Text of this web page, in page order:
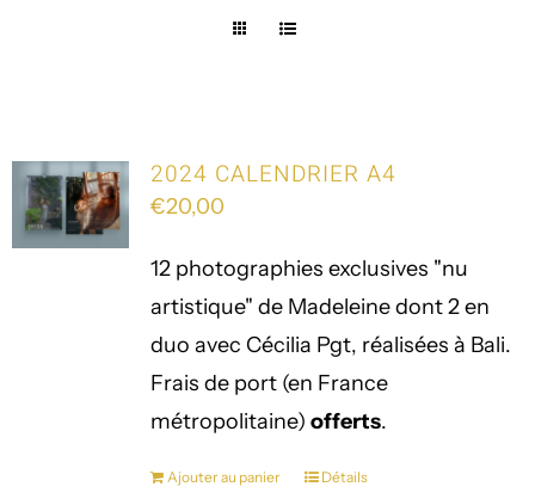
2024 CALENDRIER A4
€20,00
12 photographies exclusives "nu
artistique" de Madeleine dont 2 en
duo avec Cécilia Pgt, réalisées à Bali.
Frais de port (en France
métropolitaine) offerts.
Ajouter au panier Détails